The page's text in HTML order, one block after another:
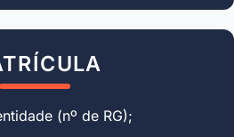
(nº de RG);